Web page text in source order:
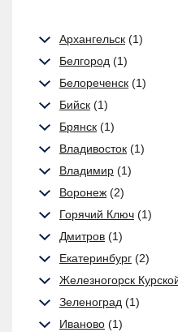
Архангельск (1)
Белгород (1)
Белореченск (1)
Бийск (1)
Брянск (1)
Владивосток (1)
Владимир (1)
Воронеж (2)
Горячий Ключ (1)
Дмитров (1)
Екатеринбург (2)
Железногорск
Зеленоград (1)
Иваново (1)